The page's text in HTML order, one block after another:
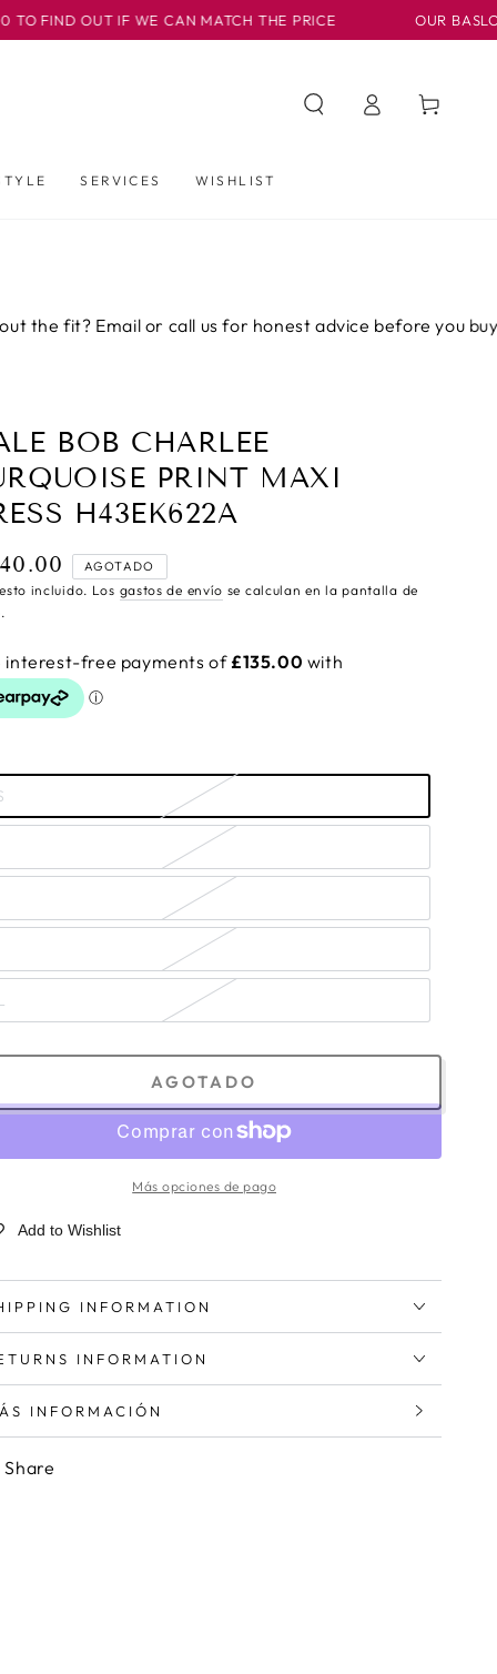
IF WE CAN MATCH THE PRICE OUR BASLOW
SERVICES WISHLIST
sesión
Carrito
or call us for honest advice before you buy.
BOB CHARLEE
PRINT MAXI
H43EK622A
AGOTADO
incluido. Los gastos de envío se calculan en la pantalla de
AGOTADO
Más opciones de pago
Add to Wishlist
INFORMATION
INFORMATION
INFORMACIÓN
IMÁGENES
Share